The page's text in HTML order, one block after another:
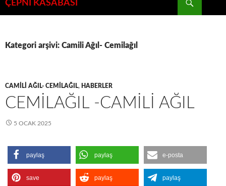
ÇEPNİ KASABASI
Kategori arşivi: Camili Ağıl- Cemilağıl
CAMILI AĞIL- CEMILAĞIL, HABERLER
CEMİLAĞIL -CAMİLİ AĞIL
5 OCAK 2025
paylaş paylaş e-posta
save paylaş paylaş